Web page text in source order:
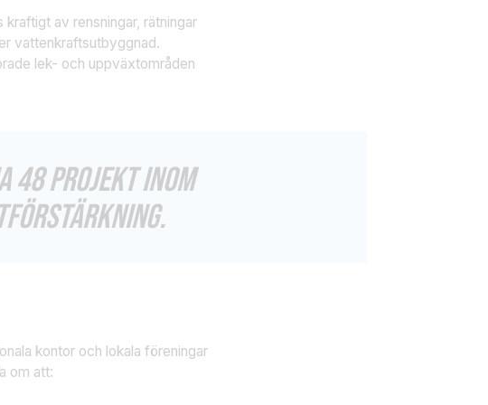
av rensningar, rätningar
vattenkraftsutbyggnad.
lek- och uppväxtområden
48 PROJEKT INOM
kontor och lokala föreningar
om att: